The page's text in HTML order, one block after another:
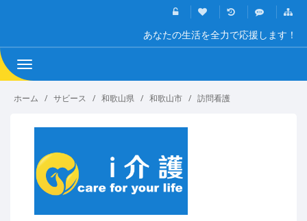
あなたの生活を全力で応援します！
Toggle
navigation
ホーム サビース 和歌山県 和歌山市 訪問看護